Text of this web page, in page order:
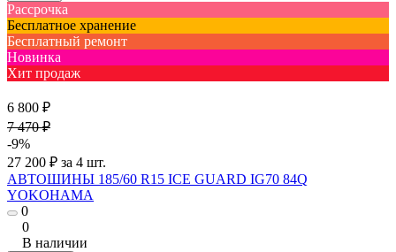
Рассрочка
Бесплатное хранение
Бесплатный ремонт
Новинка
Хит продаж
6 800 ₽
7 470 ₽
-9%
27 200 ₽ за 4 шт.
АВТОШИНЫ 185/60 R15 ICE GUARD IG70 84Q
YOKOHAMA
0
0
В наличии